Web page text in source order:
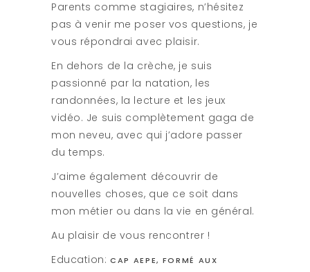
Parents comme stagiaires, n’hésitez
pas à venir me poser vos questions, je
vous répondrai avec plaisir.
En dehors de la crèche, je suis
passionné par la natation, les
randonnées, la lecture et les jeux
vidéo. Je suis complètement gaga de
mon neveu, avec qui j’adore passer
du temps.
J’aime également découvrir de
nouvelles choses, que ce soit dans
mon métier ou dans la vie en général.
Au plaisir de vous rencontrer !
Education:CAP AEPE, FORMÉ AUX